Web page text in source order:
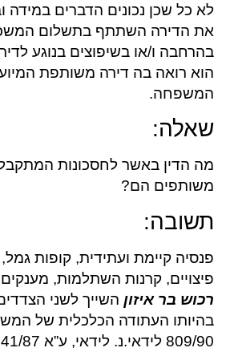
לא כל שכן נכונים הדברים במידה
את הדירה השתתף בתשלום
בהרחבה ו/או בשיפוצים בנוגע
הוא רואה בה דירה משותפת
המשפחה.
שאלה:
מה הדין באשר לחסכונות
משותפים הם?
תשובה:
פנסיה קיימת ועתידית, קופות
פיצויים, קרנות השתלמות, מענקים
רכוש בר איזון השייך לשני
בהיותו העתודה הכלכלית של
809/90 לידאי.נ. לידאי, ע”א 841/87 רון נ. רון).